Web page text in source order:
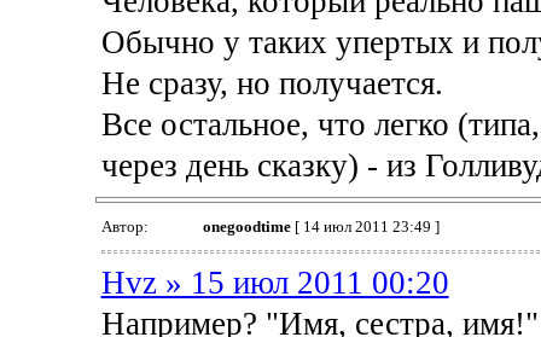
Обычно у таких упертых и
Не сразу, но получается.
Все остальное, что легко
через день сказку) - из
Автор: onegoodtime[ 14 июл 2011 23:49 ]
Hvz » 15 июл 2011 00:20
Например? "Имя, сестра, имя!"